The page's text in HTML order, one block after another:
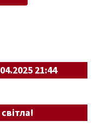
21:44